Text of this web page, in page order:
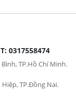
0317558474
TP.Hồ Chí Minh.
Hiệp, TP.Đồng Nai.